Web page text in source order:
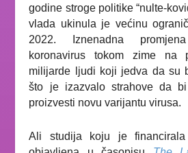
godine stroge politike “nulte-
vlada ukinula je većinu
2022. Iznenadna
koronavirus tokom zime na
milijarde ljudi koji jedva da su
što je izazvalo strahove da
proizvesti novu varijantu virusa.
Ali studija koju je